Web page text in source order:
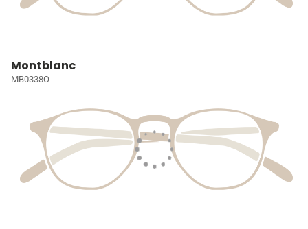
Montblanc
MB0338O